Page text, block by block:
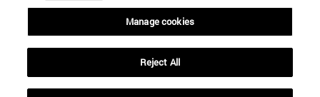
Manage cookies
Reject All